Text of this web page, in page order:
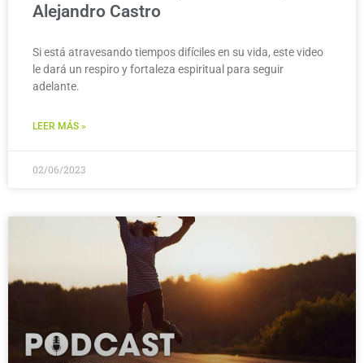
Alejandro Castro
Si está atravesando tiempos difíciles en su vida, este video
le dará un respiro y fortaleza espiritual para seguir
adelante.
LEER MÁS »
02/06/2023